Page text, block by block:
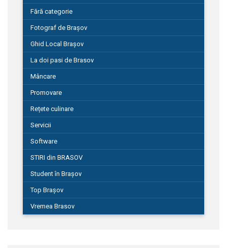
Fără categorie
Fotograf de Brașov
Ghid Local Brașov
La doi pasi de Brasov
Mâncare
Promovare
Rețete culinare
Servicii
Software
STIRI din BRASOV
Student în Brașov
Top Brașov
Vremea Brasov